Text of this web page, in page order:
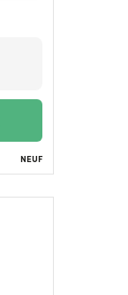
NEUF